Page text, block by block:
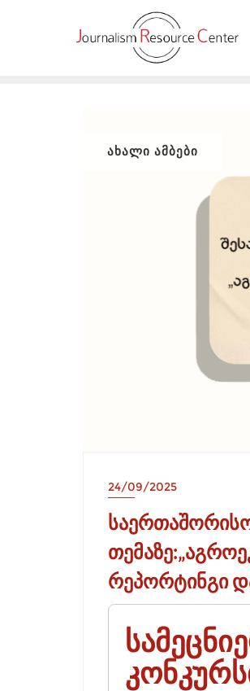
ᲐᲮᲐᲚᲘ ᲐᲛᲑᲔᲑᲘ
24/09/2025
რეპორტინგი